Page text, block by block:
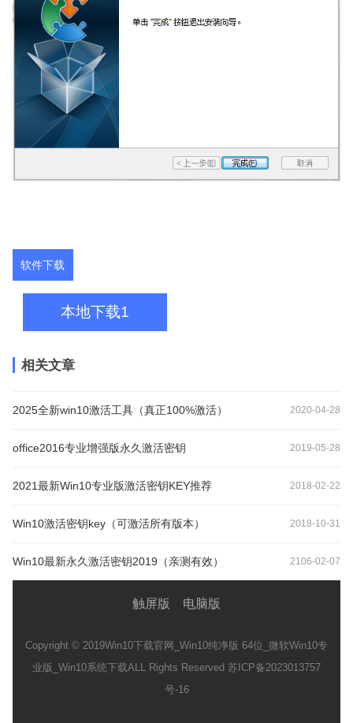
软件下载
本地下载1
相关文章
2025全新win10激活工具（真正100%激活） 2020-04-28
office2016专业增强版永久激活密钥 2019-05-28
2021最新Win10专业版激活密钥KEY推荐 2018-02-22
Win10激活密钥key（可激活所有版本） 2018-10-31
Win10最新永久激活密钥2019（亲测有效） 2106-02-07
触屏版 电脑版
Copyright © 2019Win10下载官网_Win10纯净版 64位_微软Win10专
业版_Win10系统下载ALL Rights Reserved 苏ICP备2023013757
号-16